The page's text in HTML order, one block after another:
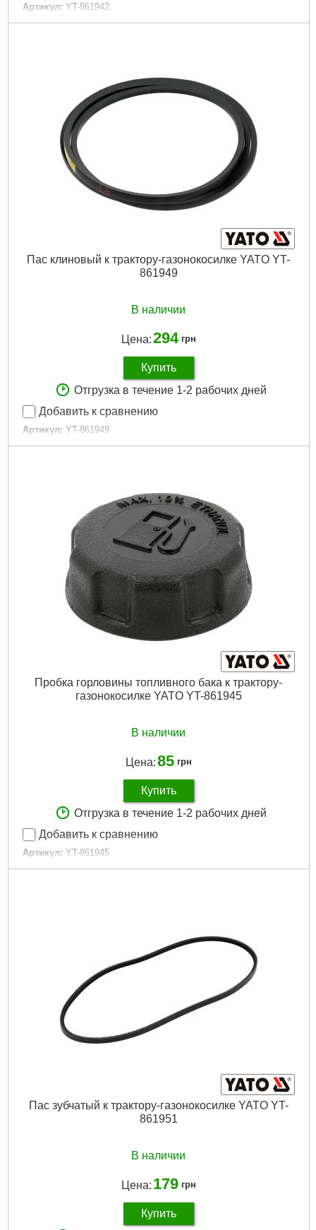
Артикул: YT-861942
Код товара: 30.84.20
Пас клиновый к трактору-газонокосилке YATO YT-
861949
В наличии
Цена:294 грн
Купить
Отгрузка в течение 1-2 рабочих дней
Добавить к сравнению
Артикул: YT-861949
Код товара: 30.85.71
Пробка горловины топливного бака к трактору-
газонокосилке YATO YT-861945
В наличии
Цена:85 грн
Купить
Отгрузка в течение 1-2 рабочих дней
Добавить к сравнению
Артикул: YT-861945
Код товара: 30.84.23
Пас зубчатый к трактору-газонокосилке YATO YT-
861951
В наличии
Цена: 179 грн
Купить